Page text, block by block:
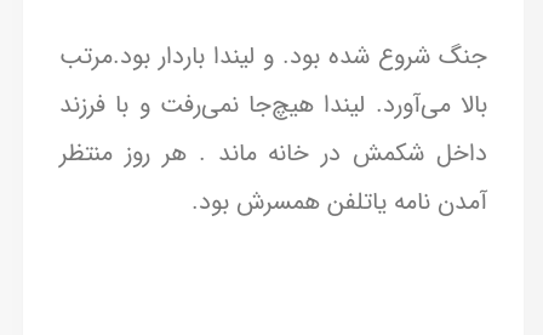
جنگ شروع شده بود. و لیندا باردار بود.مرتب
بالا می‌آورد. لیندا هیچ‌جا نمی‌رفت و با فرزند
داخل شکمش در خانه ماند . هر روز منتظر
آمدن نامه یاتلفن همسرش بود.